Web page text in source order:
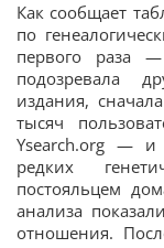
Как сообщает
по
первого раза
подозревала
издания,
тысяч
Ysearch.org — и
редких
постояльцем
анализа
отношения.